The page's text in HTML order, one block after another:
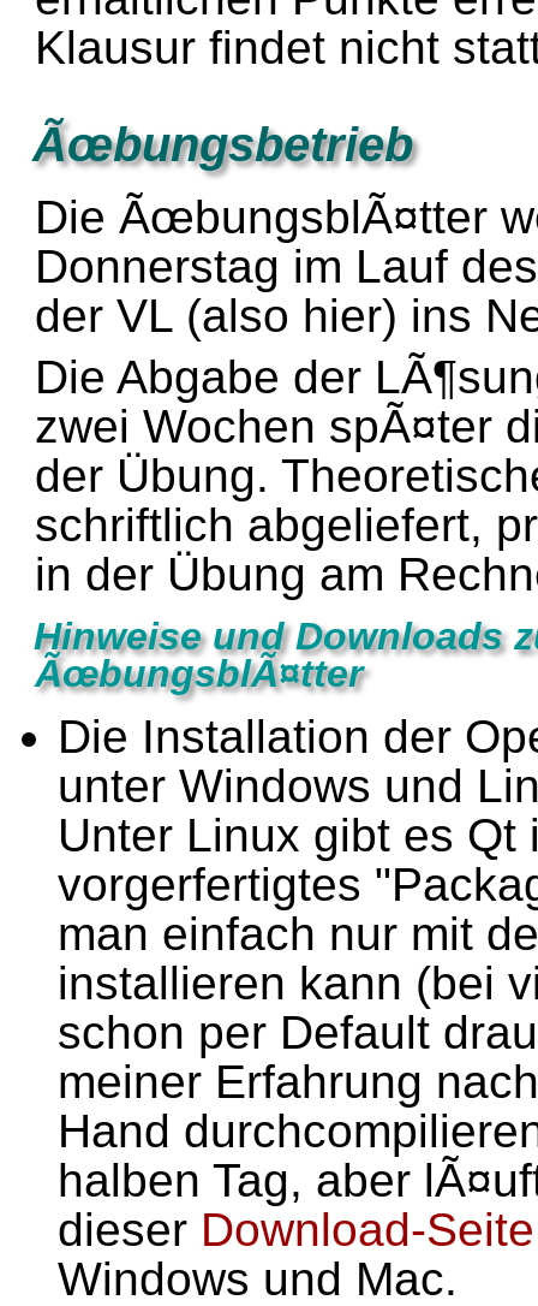
Klausur findet nicht
Ãœbungsbetrieb
Die ÃœbungsblÃ¤tter
Donnerstag im Lauf
der VL (also hier) ins
Die Abgabe der
zwei Wochen spÃ¤ter
der Übung.
schriftlich abgeliefert,
in der Übung am
Hinweise und Downloads
ÃœbungsblÃ¤tter
Die Installation der
unter Windows und
Unter Linux gibt es
vorgerfertigtes
man einfach nur mit
installieren kann (bei
schon per Default
meiner Erfahrung
Hand
halben Tag, aber
dieser Download-Seite
Windows und Mac.